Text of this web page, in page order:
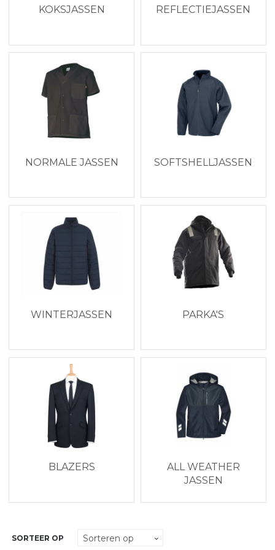
KOKSJASSEN REFLECTIEJASSEN
NORMALE JASSEN SOFTSHELLJASSEN
WINTERJASSEN PARKA'S
BLAZERS
ALL WEATHER
JASSEN
SORTEER OP